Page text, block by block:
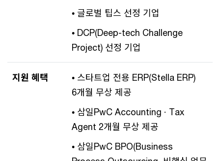
• 글로벌 팁스 선정 기업
• DCP(Deep-tech Challenge
Project) 선정 기업
지원 혜택
• 스타트업 전용 ERP(Stella ERP)
6개월 무상 제공
• 삼일PwC Accounting · Tax
Agent 2개월 무상 제공
• 삼일PwC BPO(Business